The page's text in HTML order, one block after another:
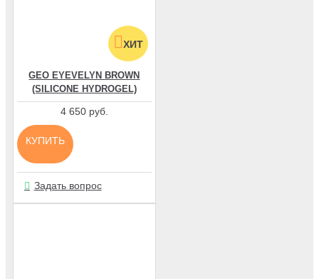
ХИТ
GEO EYEVELYN BROWN
(SILICONE HYDROGEL)
4 650 руб.
КУПИТЬ
Задать вопрос